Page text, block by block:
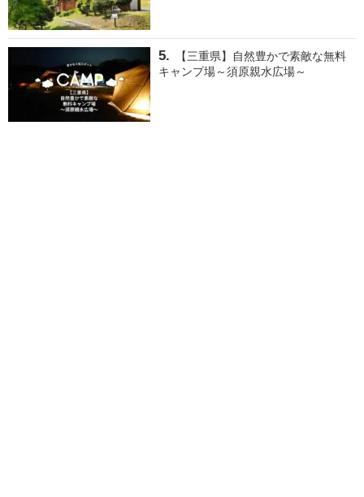
【三重県】自然豊かで素敵な無料
キャンプ場～須原親水広場～